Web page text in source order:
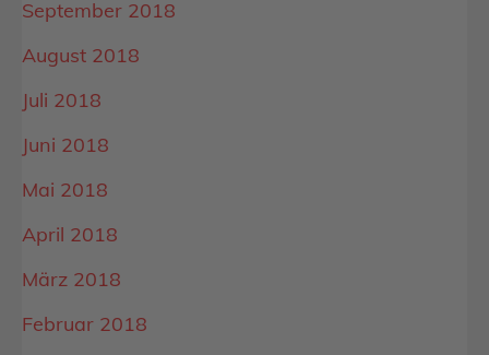
September 2018
August 2018
Juli 2018
Juni 2018
Mai 2018
April 2018
März 2018
Februar 2018